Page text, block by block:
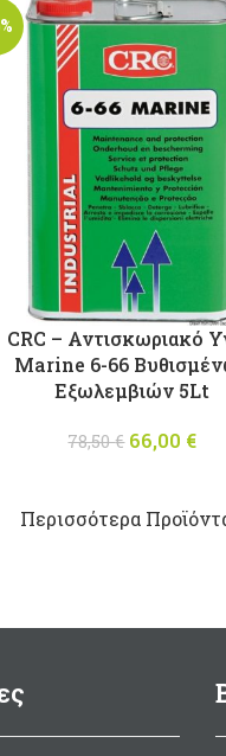
CRC – Αντισκωριακό
Marine 6-66
Εξωλεμβιών 5Lt
78,50€
Original
66,00 €
Περισσότερα